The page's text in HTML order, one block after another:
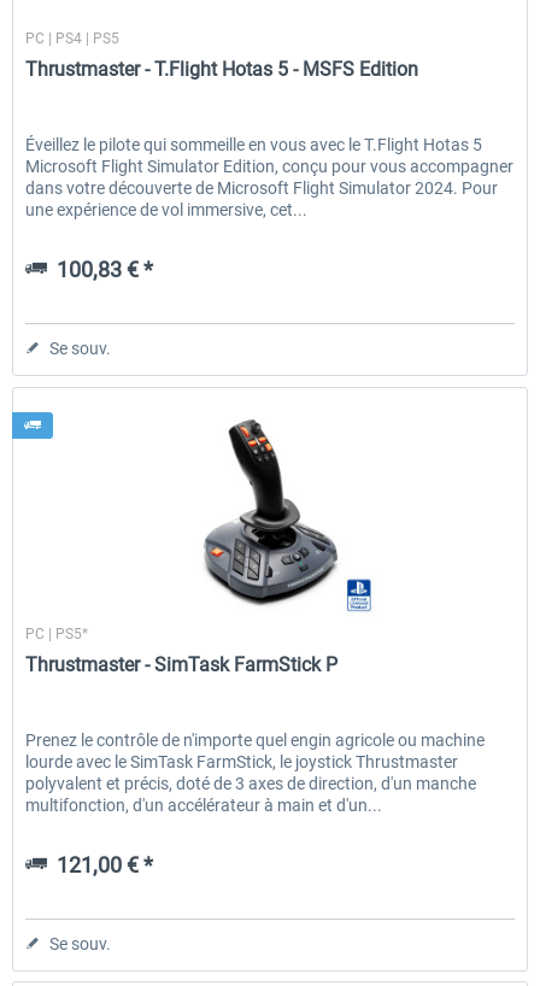
PC | PS4 | PS5
Thrustmaster - T.Flight Hotas 5 - MSFS Edition
Éveillez le pilote qui sommeille en vous avec le T.Flight Hotas 5
Microsoft Flight Simulator Edition, conçu pour vous accompagner
dans votre découverte de Microsoft Flight Simulator 2024. Pour
une expérience de vol immersive, cet...
100,83 € *
Se souv.
Thrustmaster
PC | PS5*
Thrustmaster - SimTask FarmStick P
Prenez le contrôle de n'importe quel engin agricole ou machine
lourde avec le SimTask FarmStick, le joystick Thrustmaster
polyvalent et précis, doté de 3 axes de direction, d'un manche
multifonction, d'un accélérateur à main et d'un...
121,00 € *
Se souv.